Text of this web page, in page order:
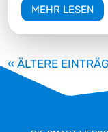
MEHR LESEN
« ÄLTERE